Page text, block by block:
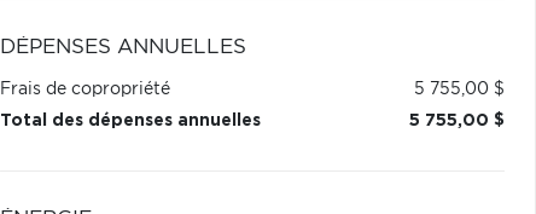
DÉPENSES ANNUELLES
Frais de copropriété
5 755,00 $
Total des dépenses annuelles
5 755,00 $